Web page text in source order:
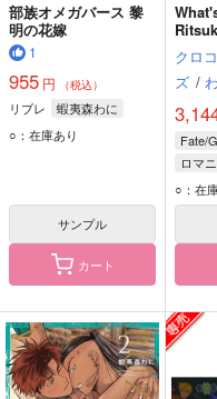
部族オメガバース 黎
明の花嫁
1
955 円 （税込）
リブレ
蝦夷森わに
○：在庫あり
サンプル
カート
クロ
ズ /
Fate/
ロマ
○：在